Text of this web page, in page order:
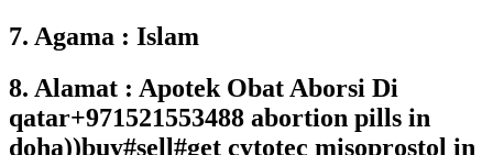
7. Agama : Islam
8. Alamat : Apotek Obat Aborsi Di
qatar+971521553488 abortion pills in
doha))buy#sell#get cytotec misoprostol in